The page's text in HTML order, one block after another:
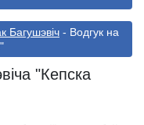
Багушэвіч - Водгук на
"Кепска